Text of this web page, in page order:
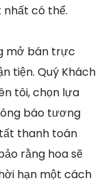
có thể.
mở bán trực
tiện. Quý Khách
tôi, chọn lựa
báo tương
thanh toán
rằng hoa sẽ
hạn một cách